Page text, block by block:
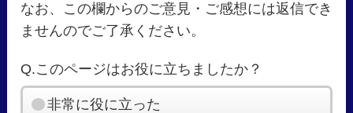
なお、この欄からのご意見・ご感想には返信でき
ませんのでご了承ください。
Q.このページはお役に立ちましたか？
非常に役に立った